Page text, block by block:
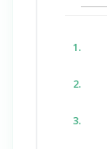
1.
2.
3.